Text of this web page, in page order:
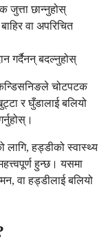
छान्नुहोस्
वा अपरिचित
गर्दैनन् बदल्नुहोस्
चोटपटक
र घुँडालाई बलियो
हड्डीको स्वास्थ्य
हुन्छ। यसमा
वा हड्डीलाई बलियो